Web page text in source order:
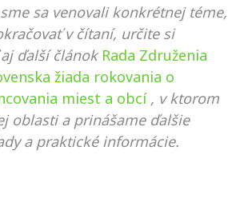
sa venovali konkrétnej téme,
v čítaní, určite si
ďalší článok Rada Združenia
žiada rokovania o
miest a obcí , v ktorom
oblasti a prinášame ďalšie
a praktické informácie.